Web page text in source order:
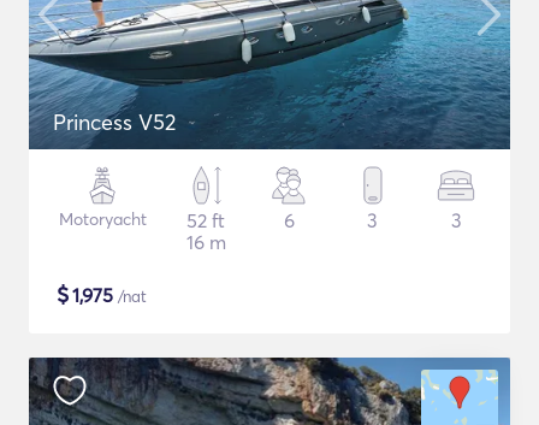
Princess V52
Motoryacht
52 ft
16 m
6 3 3
$1,975 /nat